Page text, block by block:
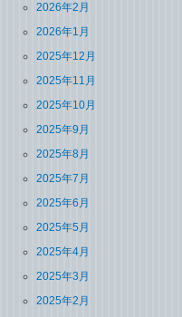
2026年2月
2026年1月
2025年12月
2025年11月
2025年10月
2025年9月
2025年8月
2025年7月
2025年6月
2025年5月
2025年4月
2025年3月
2025年2月